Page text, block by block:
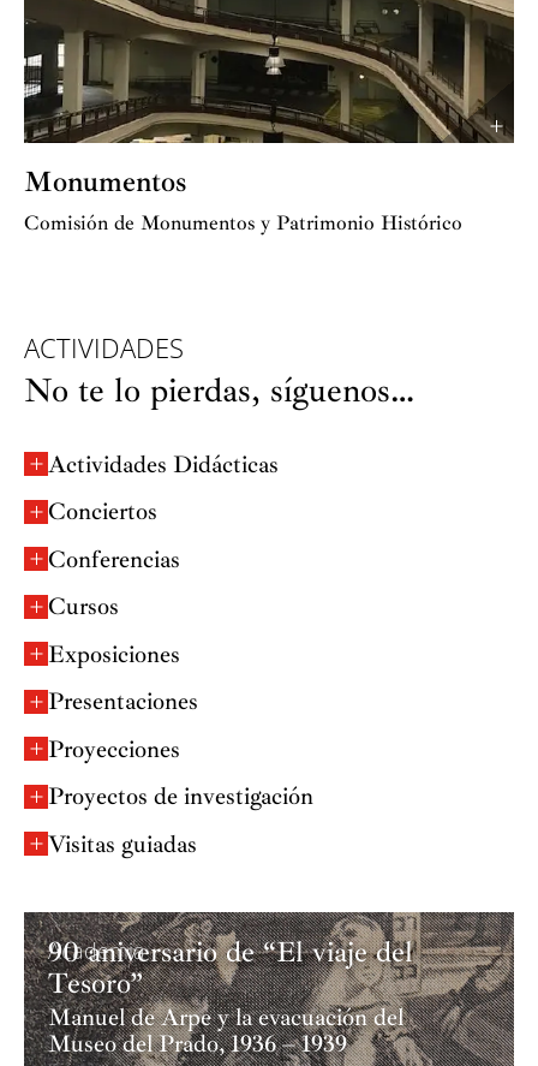
Monumentos
Comisión de Monumentos y Patrimonio Histórico
ACTIVIDADES
No te lo pierdas, síguenos…
Actividades Didácticas
Conciertos
Conferencias
Cursos
Exposiciones
Presentaciones
Proyecciones
Proyectos de investigación
Visitas guiadas
Academia
90 aniversario de “El viaje del
Tesoro”
Manuel de Arpe y la evacuación del
Museo del Prado, 1936 – 1939